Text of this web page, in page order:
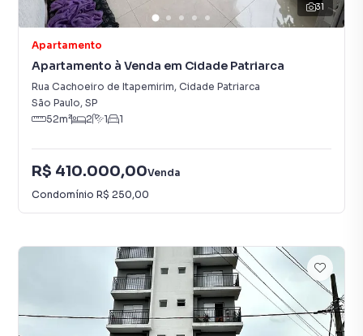
31
Apartamento
Apartamento à Venda em Cidade Patriarca
Rua Cachoeiro de Itapemirim, Cidade Patriarca
São Paulo, SP
52m² 2 1 1
R$ 410.000,00Venda
Condomínio R$ 250,00